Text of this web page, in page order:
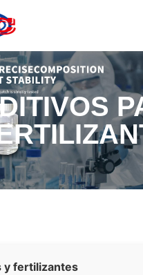
y fertilizantes